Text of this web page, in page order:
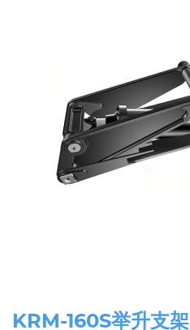
KRM-160S举升支架